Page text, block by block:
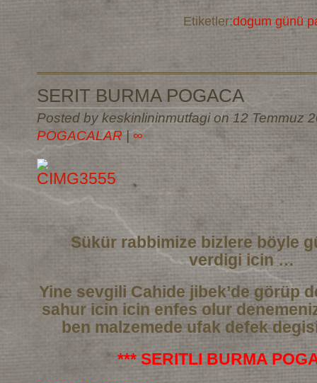
Etiketler:dogum günü
SERIT BURMA POGACA
Posted by keskinlininmutfagi on 12 Temmuz
POGACALAR |∞
Sükür rabbimize bizlere böyle
verdigi icin …
Yine sevgili Cahide jibek’de görüp
sahur icin icin enfes olur
ben malzemede ufak defek
*** SERITLI BURMA